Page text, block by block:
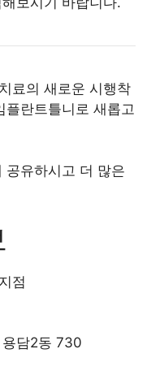
료의 새로운 시행착
플란트틀니로 새롭고
공유하시고 더 많은
점
담2동 730